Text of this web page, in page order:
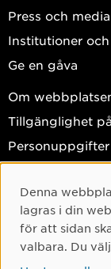
Press och media
Institutioner
Ge en gåva
Om
Tillgänglighet
Personuppgifter
Instagram
TikTok
Cookie-
Denna
lagras i din
för att sidan
valbara. Du